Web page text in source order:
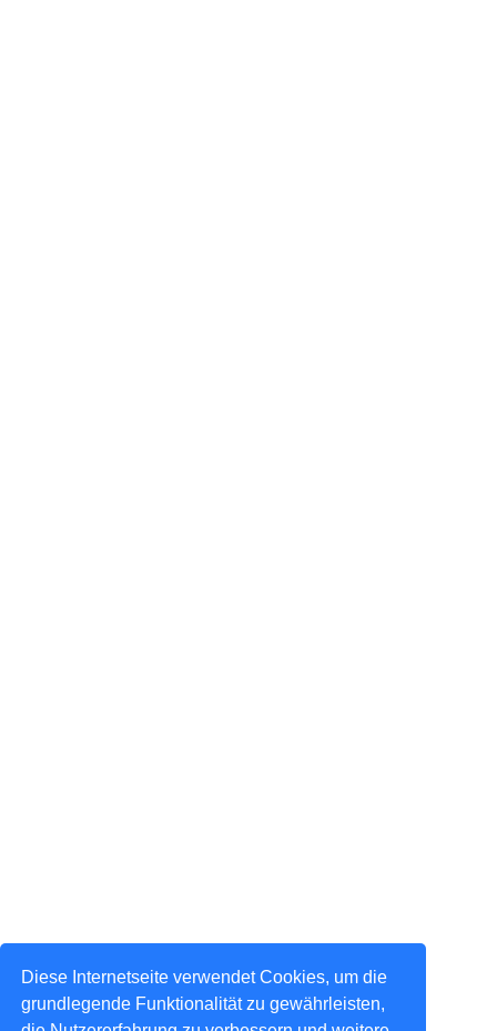
Diese Internetseite verwendet Cookies, um die
grundlegende Funktionalität zu gewährleisten,